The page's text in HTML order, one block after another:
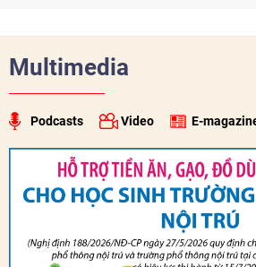
Multimedia
Podcasts Video E-